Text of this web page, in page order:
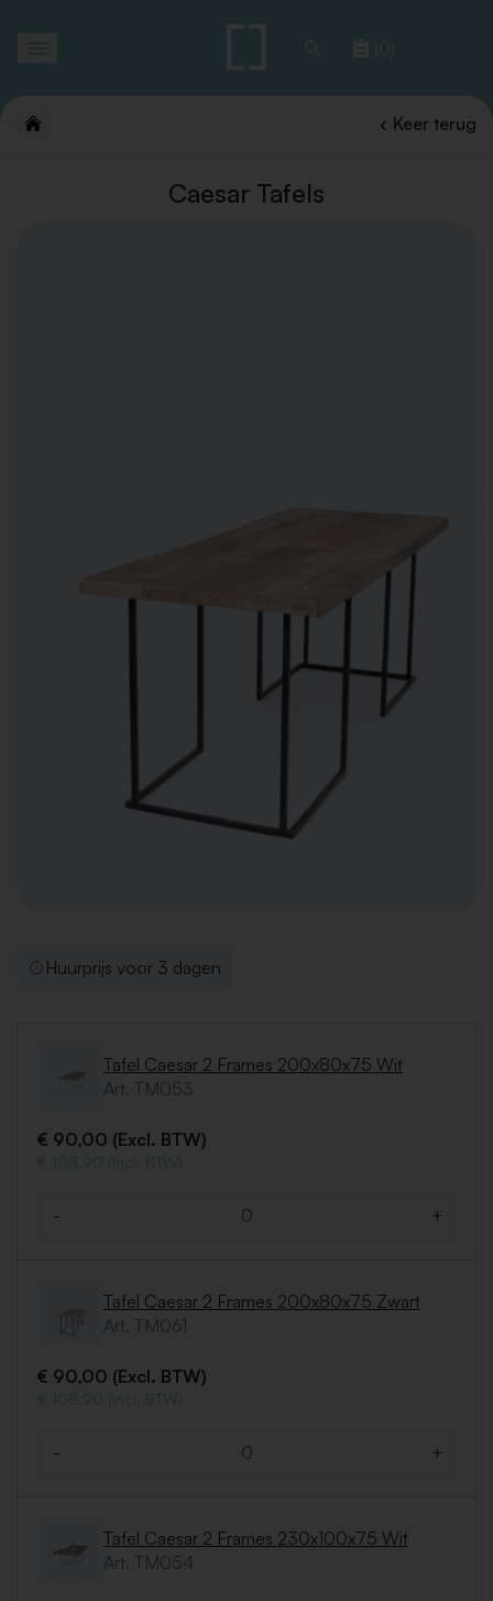
(0)
Keer terug
Caesar Tafels
Huurprijs voor 3 dagen
Tafel Caesar 2 Frames 200x80x75 Wit
Art. TM053
€ 90,00 (Excl. BTW)
€ 108,90 (Incl. BTW)
- +
Tafel Caesar 2 Frames 200x80x75 Zwart
Art. TM061
€ 90,00 (Excl. BTW)
€ 108,90 (Incl. BTW)
- +
Tafel Caesar 2 Frames 230x100x75 Wit
Art. TM054